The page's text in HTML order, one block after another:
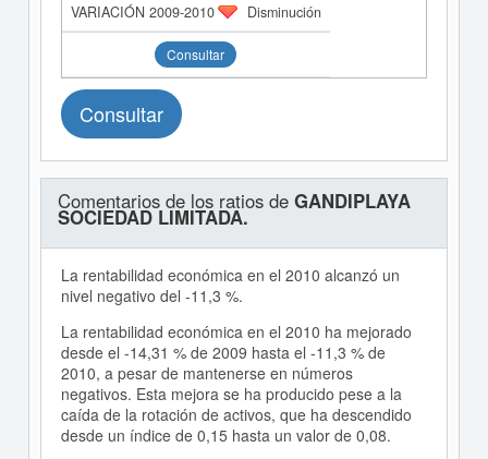
Disminución
Consultar
Consultar
Comentarios de los ratios de GANDIPLAYA
SOCIEDAD LIMITADA.
La rentabilidad económica en el 2010 alcanzó un
nivel negativo del -11,3 %.
La rentabilidad económica en el 2010 ha mejorado
desde el -14,31 % de 2009 hasta el -11,3 % de
2010, a pesar de mantenerse en números
negativos. Esta mejora se ha producido pese a la
caída de la rotación de activos, que ha descendido
desde un índice de 0,15 hasta un valor de 0,08.